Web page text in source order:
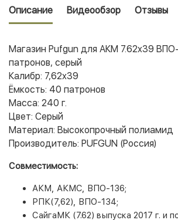
Описание Видеообзор Отзывы
Магазин Pufgun для АКМ 7.62x39
патронов, серый
Калибр: 7,62х39
Ёмкость: 40 патронов
Масса: 240 г.
Цвет: Серый
Материал: Высокопрочный полиамид
Производитель: PUFGUN (Россия)
Совместимость:
АКМ, АКМС, ВПО-136;
РПК(7,62), ВПО-134;
СайгаМК (7.62) выпуска 2017 г. и